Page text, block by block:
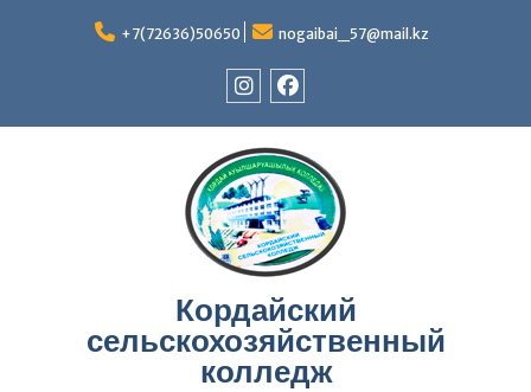
+7(72636)50650 nogaibai_57@mail.kz
Кордайский
сельскохозяйственный
колледж